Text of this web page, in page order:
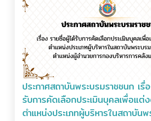
ประกาศสถาบันพระบรมราชชนก เรื่
รับการคัดเลือกประเมินบุคลเพื่อแต่
ตำแหน่งประเภทผู้บริหารในสถาบันพ